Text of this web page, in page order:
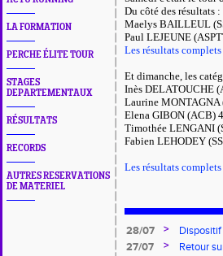
LA FORMATION
PERCHE ÉLITE TOUR
STAGES
DEPARTEMENTAUX
RÉSULTATS
RECORDS
AUTRES RESERVATIONS
DE MATERIEL
Du côté des résultats :
Maelys BAILLEUL
Paul LEJEUNE
Les résultats complets
Et dimanche, les
Inès DELATOUCHE
Laurine MONTAGNA
Elena GIBON (ACB)
Timothée LENGANI
Fabien LEHODEY
Les résultats complets
28/07 >
pour
27/07 >
Retour